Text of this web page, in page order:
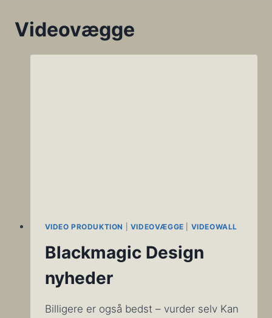
Videovægge
VIDEO PRODUKTION VIDEOVÆGGE VIDEOWALL
Blackmagic Design
nyheder
Billigere er også bedst – vurder selv Kan